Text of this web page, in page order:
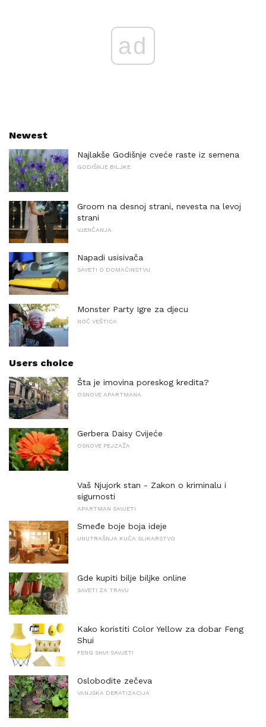
ad
Newest
Najlakše Godišnje cveće raste iz semena
GODIŠNJE BILJKE
Groom na desnoj strani, nevesta na levoj
strani
VJENČANJA
Napadi usisivača
SAVETI O DOMAĆINSTVU
Monster Party Igre za djecu
NOĆ VEŠTICA
Users choice
Šta je imovina poreskog kredita?
OSNOVE APARTMANA
Gerbera Daisy Cvijeće
OSNOVE PEJZAŽA
Vaš Njujork stan - Zakon o kriminalu i
sigurnosti
APARTMAN SAVJETI
Smeđe boje boja ideje
UNUTRAŠNJA KUĆA SLIKARSTVO
Gde kupiti bilje biljke online
SAVETI ZA TRAVU
Kako koristiti Color Yellow za dobar Feng
Shui
FENG SHUI SAVJETI
Oslobodite zečeva
VANJSKA DERATIZACIJA